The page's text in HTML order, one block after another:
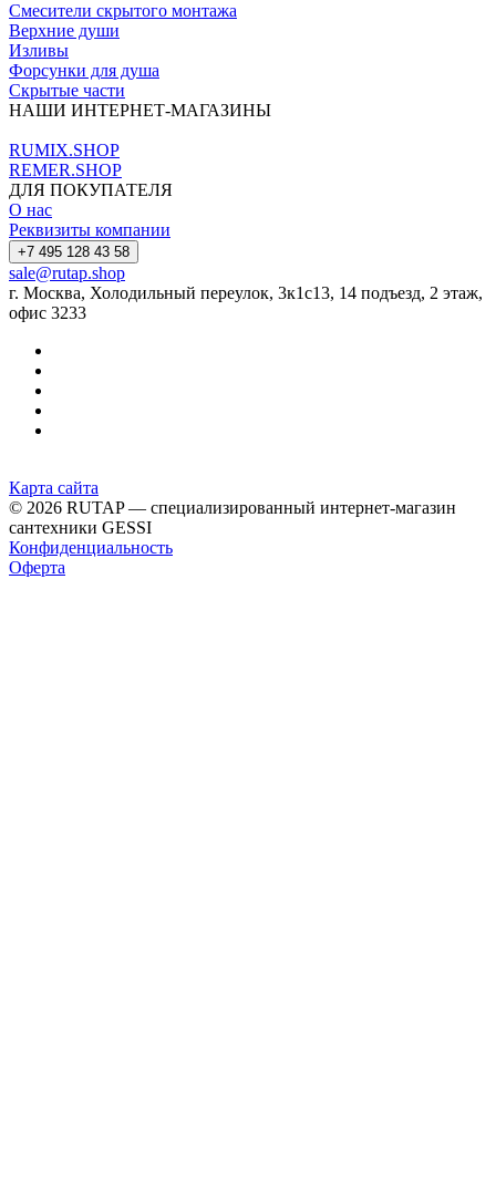
Смесители скрытого монтажа
Верхние души
Изливы
Форсунки для душа
Скрытые части
НАШИ ИНТЕРНЕТ-МАГАЗИНЫ
RUMIX.SHOP
REMER.SHOP
ДЛЯ ПОКУПАТЕЛЯ
О нас
Реквизиты компании
+7 495 128 43 58
sale@rutap.shop
г. Москва, Холодильный переулок, 3к1с13, 14 подъезд, 2 этаж,
офис 3233
Карта сайта
© 2026 RUTAP — специализированный интернет-магазин
сантехники GESSI
Конфиденциальность
Оферта